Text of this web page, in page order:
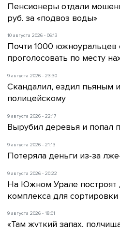
Пенсионеры отдали
руб. за «подвоз воды»
10 августа 2026 - 06:13
Почти 1000 южноуральцев
проголосовать по месту
9 августа 2026 - 23:30
Скандалил, ездил пьяным
полицейскому
9 августа 2026 - 22:17
Вырубил деревья и попал
9 августа 2026 - 21:13
Потеряла деньги из-за
9 августа 2026 - 20:22
На Южном Урале построят
комплекса для
9 августа 2026 - 18:01
«Там жуткий запах,